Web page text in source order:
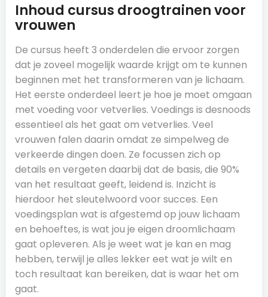
Inhoud cursus droogtrainen voor
vrouwen
De cursus heeft 3 onderdelen die ervoor zorgen
dat je zoveel mogelijk waarde krijgt om te kunnen
beginnen met het transformeren van je lichaam.
Het eerste onderdeel leert je hoe je moet omgaan
met voeding voor vetverlies. Voedings is desnoods
essentieel als het gaat om vetverlies. Veel
vrouwen falen daarin omdat ze simpelweg de
verkeerde dingen doen. Ze focussen zich op
details en vergeten daarbij dat de basis, die 90%
van het resultaat geeft, leidend is. Inzicht is
hierdoor het sleutelwoord voor succes. Een
voedingsplan wat is afgestemd op jouw lichaam
en behoeftes, is wat jou je eigen droomlichaam
gaat opleveren. Als je weet wat je kan en mag
hebben, terwijl je alles lekker eet wat je wilt en
toch resultaat kan bereiken, dat is waar het om
gaat.